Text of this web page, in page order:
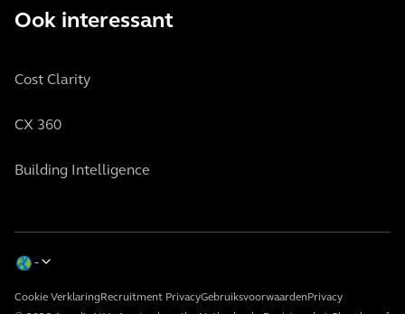
Ook interessant
Cost Clarity
CX 360
Building Intelligence
Cookie Verklaring Recruitment PrivacyGebruiksvoorwaardenPrivacy